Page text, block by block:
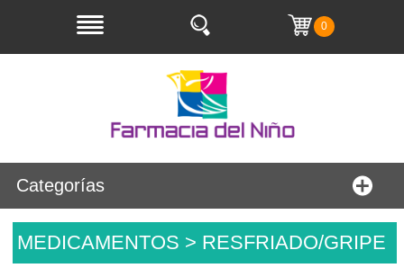
0
Categorías
MEDICAMENTOS > RESFRIADO/GRIPE